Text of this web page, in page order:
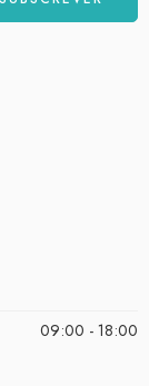
09:00 - 18:00